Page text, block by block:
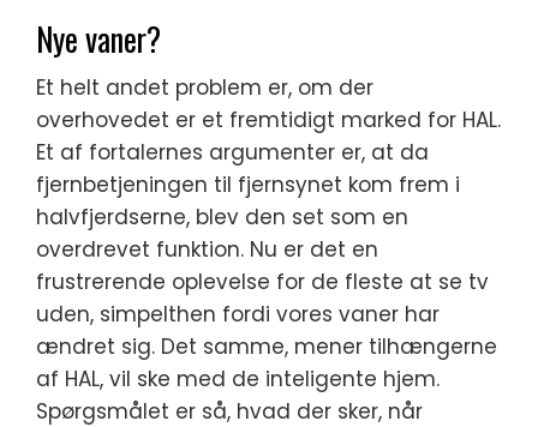
Nye vaner?
Et helt andet problem er, om der
overhovedet er et fremtidigt marked for HAL.
Et af fortalernes argumenter er, at da
fjernbetjeningen til fjernsynet kom frem i
halvfjerdserne, blev den set som en
overdrevet funktion. Nu er det en
frustrerende oplevelse for de fleste at se tv
uden, simpelthen fordi vores vaner har
ændret sig. Det samme, mener tilhængerne
af HAL, vil ske med de inteligente hjem.
Spørgsmålet er så, hvad der sker, når